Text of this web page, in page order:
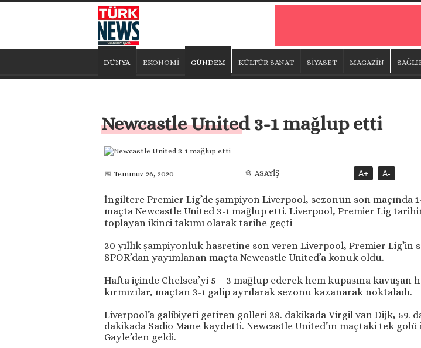
DÜNYA EKONOMİ GÜNDEM KÜLTÜR SANAT SİYASET MAGAZİN
Newcastle United 3-1 mağlup etti
📅 Temmuz 26, 2020 📂 ASAYİŞ A+ A-
İngiltere Premier Lig’de şampiyon Liverpool, sezonun son maçında
maçta Newcastle United 3-1 mağlup etti. Liverpool, Premier Lig
toplayan ikinci takımı olarak tarihe geçti
30 yıllık şampiyonluk hasretine son veren Liverpool, Premier Lig’in
SPOR’dan yayımlanan maçta Newcastle United’a konuk oldu.
Hafta içinde Chelsea’yi 5 – 3 mağlup ederek hem kupasına kavuşan
kırmızılar, maçtan 3-1 galip ayrılarak sezonu kazanarak noktaladı.
Liverpool’a galibiyeti getiren golleri 38. dakikada Virgil van Dijk, 59.
dakikada Sadio Mane kaydetti. Newcastle United’ın maçtaki tek golü
Gayle’den geldi.